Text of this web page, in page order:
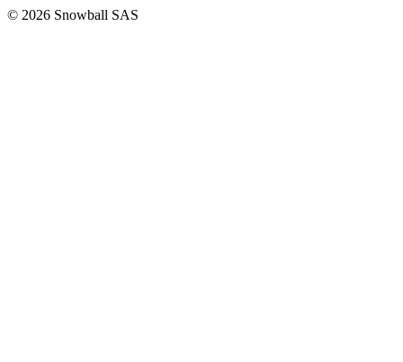
© 2026 Snowball SAS